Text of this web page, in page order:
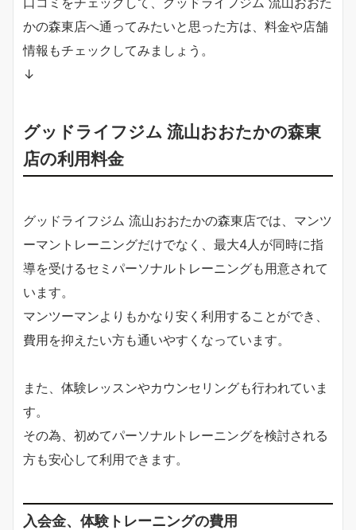
かの森東店へ通ってみたいと思った方は、料金や店舗
情報もチェックしてみましょう。
↓
グッドライフジム 流山おおたかの森東
店の利用料金
グッドライフジム 流山おおたかの森東店では、マンツ
ーマントレーニングだけでなく、最大4人が同時に指
導を受けるセミパーソナルトレーニングも用意されて
います。
マンツーマンよりもかなり安く利用することができ、
費用を抑えたい方も通いやすくなっています。
また、体験レッスンやカウンセリングも行われていま
す。
その為、初めてパーソナルトレーニングを検討される
方も安心して利用できます。
入会金、体験トレーニングの費用